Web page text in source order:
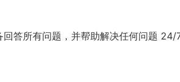
答所有问题，并帮助解决任何问题